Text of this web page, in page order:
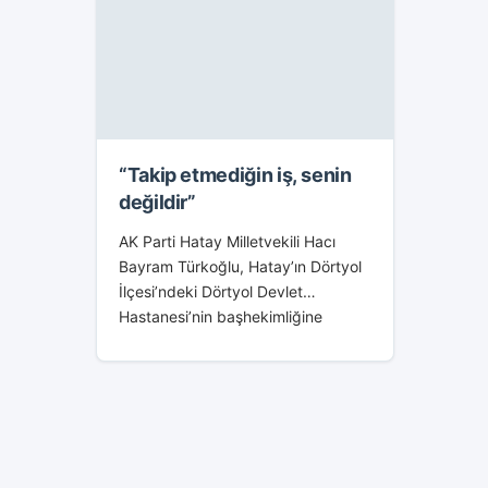
“Takip etmediğin iş, senin
değildir”
AK Parti Hatay Milletvekili Hacı
Bayram Türkoğlu, Hatay’ın Dörtyol
İlçesi’ndeki Dörtyol Devlet
Hastanesi’nin başhekimliğine
hastanenin müdürlüğüne atanan